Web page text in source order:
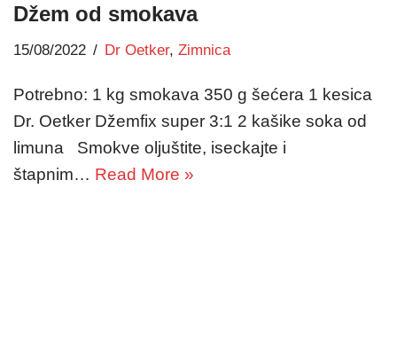
Džem od smokava
15/08/2022 Dr Oetker, Zimnica
Potrebno: 1 kg smokava 350 g šećera 1 kesica
Dr. Oetker Džemfix super 3:1 2 kašike soka od
limuna Smokve oljuštite, iseckajte i
štapnim… Read More »